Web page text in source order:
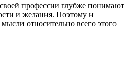
профессии глубже понимают
и желания. Поэтому и
относительно всего этого